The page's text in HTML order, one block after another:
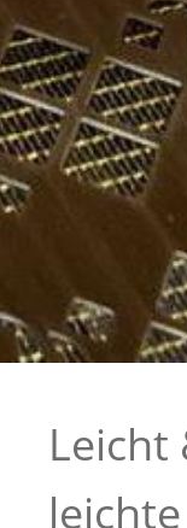
Leicht